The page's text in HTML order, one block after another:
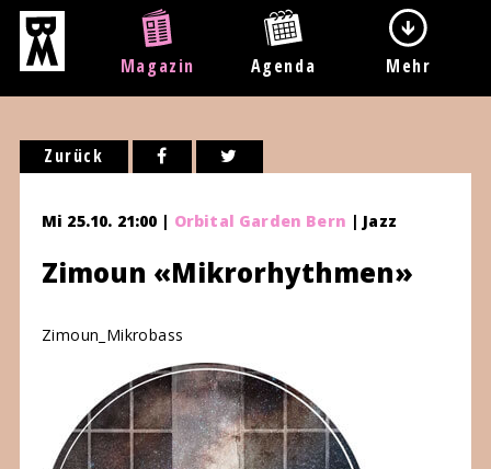
Magazin Agenda Mehr
Zurück
Mi 25.10. 21:00 | Orbital Garden Bern | Jazz
Zimoun «Mikrorhythmen»
Zimoun_Mikrobass